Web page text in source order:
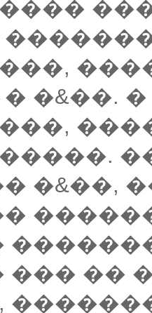
�&��.
�&��,
��� ��